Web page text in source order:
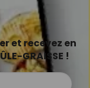
et recevez en
GRAISSE !